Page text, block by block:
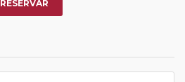
RESERVAR